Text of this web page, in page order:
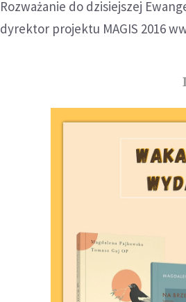
Rozważanie do dzisiejszej
dyrektor projektu MAGIS 2016